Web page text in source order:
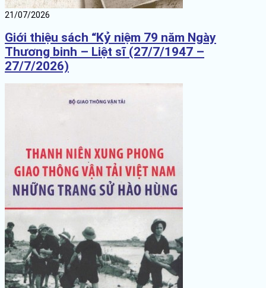
21/07/2026
Giới thiệu sách “Kỷ niệm 79 năm Ngày
Thương binh – Liệt sĩ (27/7/1947 –
27/7/2026)